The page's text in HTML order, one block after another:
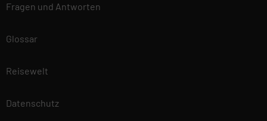
Fragen und Antworten
Glossar
Reisewelt
Datenschutz